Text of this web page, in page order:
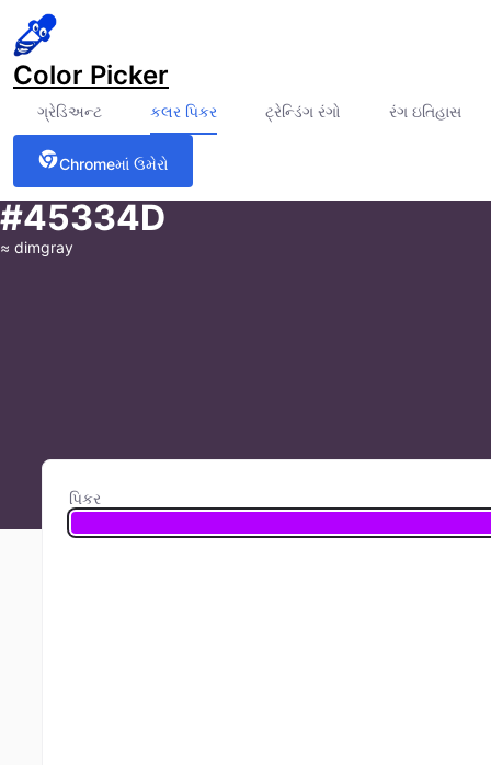
Color Picker
ગ્રેડિઅન્ટ કલર પિકર ટ્રેન્ડિંગ રંગો રંગ ઇતિહાસ
Chromeમાં ઉમેરો
#45334D
≈ dimgray
પિકર